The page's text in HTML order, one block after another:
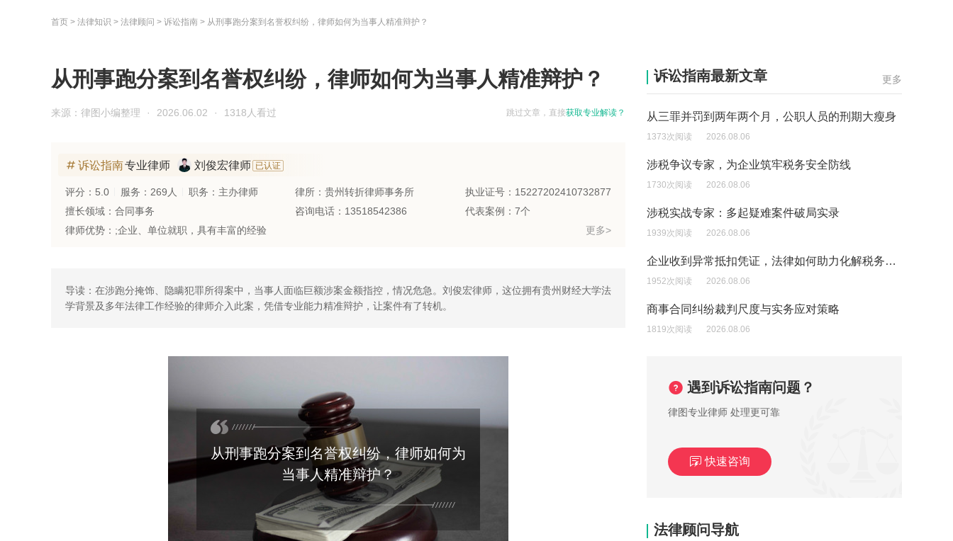
首页 > 法律知识 > 法律顾问 > 诉讼指南 > 从刑事跑分案到名誉权纠纷，律师如何为当事人精准辩护？
从刑事跑分案到名誉权纠纷，律师如何为当事人精准辩护？
跳过文章，直接获取专业解读？
来源：律图小编整理 · 2026.06.02 · 1318人看过
诉讼指南专业律师 刘俊宏律师 已认证
评分：5.0 服务：269人 职务：主办律师 律所：贵州转折律师事务所
执业证号：15227202410732877
擅长领域：合同事务
咨询电话：13518542386
代表案例：7个
律师优势：;企业、单位就职，具有丰富的经验
更多>
导读：在涉跑分掩饰、隐瞒犯罪所得案中，当事人面临巨额涉案金额指控，情况危急。刘俊宏律师，这位拥有贵州财经大学法
学背景及多年法律工作经验的律师介入此案，凭借专业能力精准辩护，让案件有了转机。
从刑事跑分案到名誉权纠纷，律师如何为
当事人精准辩护？
更多
诉讼指南最新文章
从三罪并罚到两年两个月，公职人员的刑期大瘦身
1373次阅读 2026.08.06
涉税争议专家，为企业筑牢税务安全防线
1730次阅读 2026.08.06
涉税实战专家：多起疑难案件破局实录
1939次阅读 2026.08.06
企业收到异常抵扣凭证，法律如何助力化解税务风险？
1952次阅读 2026.08.06
商事合同纠纷裁判尺度与实务应对策略
1819次阅读 2026.08.06
遇到诉讼指南问题？
律图专业律师 处理更可靠
快速咨询
法律顾问导航